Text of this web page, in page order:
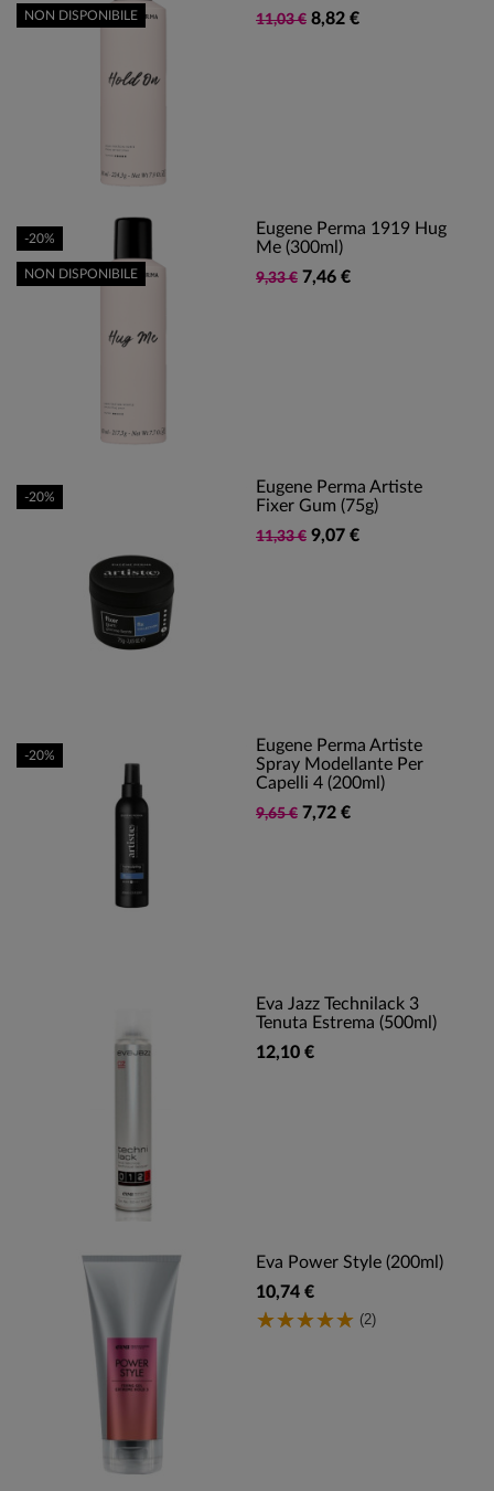
11,03 € 8,82 €
NON DISPONIBILE
Eugene Perma 1919 Hug
Me (300ml)
9,33 € 7,46 €
-20%
NON DISPONIBILE
Eugene Perma Artiste
Fixer Gum (75g)
11,33 € 9,07 €
-20%
Eugene Perma Artiste
Spray Modellante Per
Capelli 4 (200ml)
9,65 € 7,72 €
-20%
Eva Jazz Technilack 3
Tenuta Estrema (500ml)
12,10 €
Eva Power Style (200ml)
10,74 €
(2)